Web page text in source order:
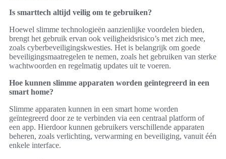
Is smarttech altijd veilig om te gebruiken?
Hoewel slimme technologieën aanzienlijke voordelen bieden,
brengt het gebruik ervan ook veiligheidsrisico’s met zich mee,
zoals cyberbeveiligingskwesties. Het is belangrijk om goede
beveiligingsmaatregelen te nemen, zoals het gebruiken van sterke
wachtwoorden en regelmatig updates uit te voeren.
Hoe kunnen slimme apparaten worden geïntegreerd in een
smart home?
Slimme apparaten kunnen in een smart home worden
geïntegreerd door ze te verbinden via een centraal platform of
een app. Hierdoor kunnen gebruikers verschillende apparaten
beheren, zoals verlichting, verwarming en beveiliging, vanuit één
enkele interface.